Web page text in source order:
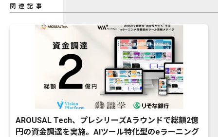
関連記事
AROUSAL Tech、プレシリーズAラウンドで総額2億
円の資金調達を実施。AIツール特化型のeラーニング